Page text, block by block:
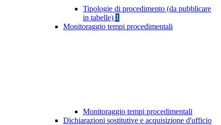
Tipologie di procedimento (da pubblicare
in tabelle) 1
Monitoraggio tempi procedimentali
Monitoraggio tempi procedimentali
Dichiarazioni sostitutive e acquisizione d'ufficio